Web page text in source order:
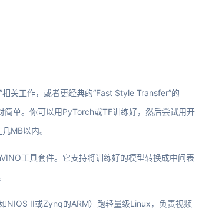
关工作，或者更经典的“Fast Style Transfer”的
单。你可以用PyTorch或TF训练好，然后尝试用开
MB以内。
工具套件。它支持将训练好的模型转换成中间表
NIOS II或Zynq的ARM）跑轻量级Linux，负责视频